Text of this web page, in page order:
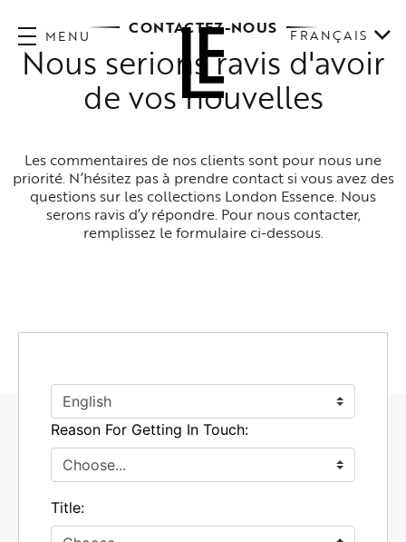
MENU FRANÇAIS
CONTACTEZ-NOUS
Nous serions ravis d'avoir
de vos nouvelles
Les commentaires de nos clients sont pour nous une
priorité. N’hésitez pas à prendre contact si vous avez des
questions sur les collections London Essence. Nous
serons ravis d’y répondre. Pour nous contacter,
remplissez le formulaire ci-dessous.